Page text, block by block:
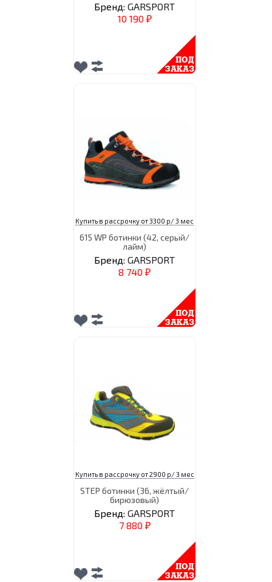
Бренд: GARSPORT
10 190 ₽
Купить в рассрочку от 3300 р/ 3 мес
615 WP ботинки (42, серый/
лайм)
Бренд: GARSPORT
8 740 ₽
Купить в рассрочку от 2900 р/ 3 мес
STEP ботинки (36, жёлтый/
бирюзовый)
Бренд: GARSPORT
7 880 ₽